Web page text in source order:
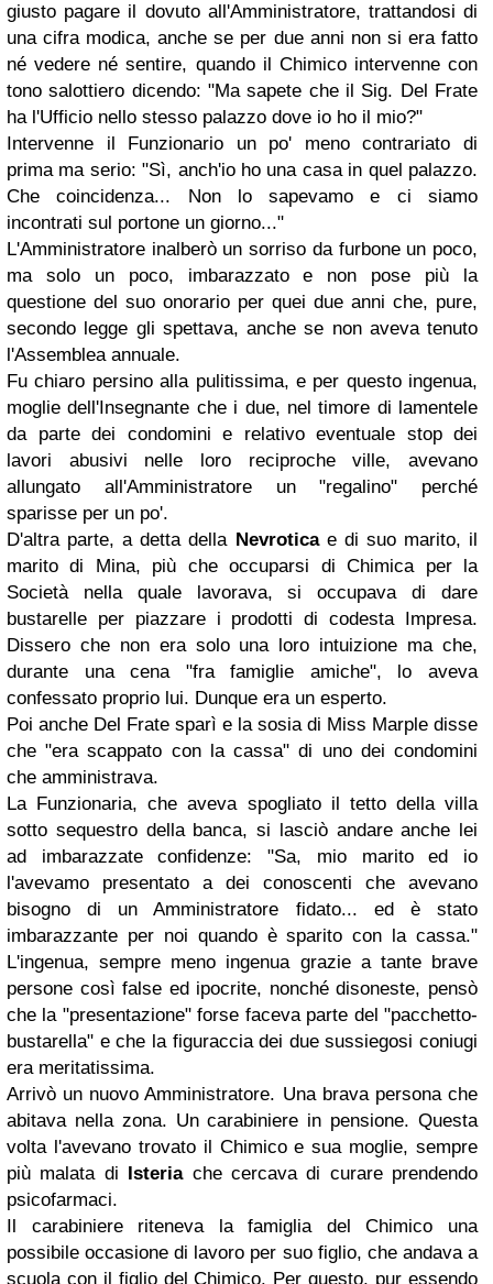
giusto pagare il dovuto all'Amministratore, trattandosi di
una cifra modica, anche se per due anni non si era fatto
né vedere né sentire, quando il Chimico intervenne con
tono salottiero dicendo: "Ma sapete che il Sig. Del Frate
ha l'Ufficio nello stesso palazzo dove io ho il mio?"
Intervenne il Funzionario un po' meno contrariato di
prima ma serio: "Sì, anch'io ho una casa in quel palazzo.
Che coincidenza... Non lo sapevamo e ci siamo
incontrati sul portone un giorno..."
L'Amministratore inalberò un sorriso da furbone un poco,
ma solo un poco, imbarazzato e non pose più la
questione del suo onorario per quei due anni che, pure,
secondo legge gli spettava, anche se non aveva tenuto
l'Assemblea annuale.
Fu chiaro persino alla pulitissima, e per questo ingenua,
moglie dell'Insegnante che i due, nel timore di lamentele
da parte dei condomini e relativo eventuale stop dei
lavori abusivi nelle loro reciproche ville, avevano
allungato all'Amministratore un "regalino" perché
sparisse per un po'.
D'altra parte, a detta della Nevroticae di suo marito, il
marito di Mina, più che occuparsi di Chimica per la
Società nella quale lavorava, si occupava di dare
bustarelle per piazzare i prodotti di codesta Impresa.
Dissero che non era solo una loro intuizione ma che,
durante una cena "fra famiglie amiche", lo aveva
confessato proprio lui. Dunque era un esperto.
Poi anche Del Frate sparì e la sosia di Miss Marple disse
che "era scappato con la cassa" di uno dei condomini
che amministrava.
La Funzionaria, che aveva spogliato il tetto della villa
sotto sequestro della banca, si lasciò andare anche lei
ad imbarazzate confidenze: "Sa, mio marito ed io
l'avevamo presentato a dei conoscenti che avevano
bisogno di un Amministratore fidato... ed è stato
imbarazzante per noi quando è sparito con la cassa."
L'ingenua, sempre meno ingenua grazie a tante brave
persone così false ed ipocrite, nonché disoneste, pensò
che la "presentazione" forse faceva parte del "pacchetto-
bustarella" e che la figuraccia dei due sussiegosi coniugi
era meritatissima.
Arrivò un nuovo Amministratore. Una brava persona che
abitava nella zona. Un carabiniere in pensione. Questa
volta l'avevano trovato il Chimico e sua moglie, sempre
più malata di Isteria che cercava di curare prendendo
psicofarmaci.
Il carabiniere riteneva la famiglia del Chimico una
possibile occasione di lavoro per suo figlio, che andava a
scuola con il figlio del Chimico. Per questo, pur essendo